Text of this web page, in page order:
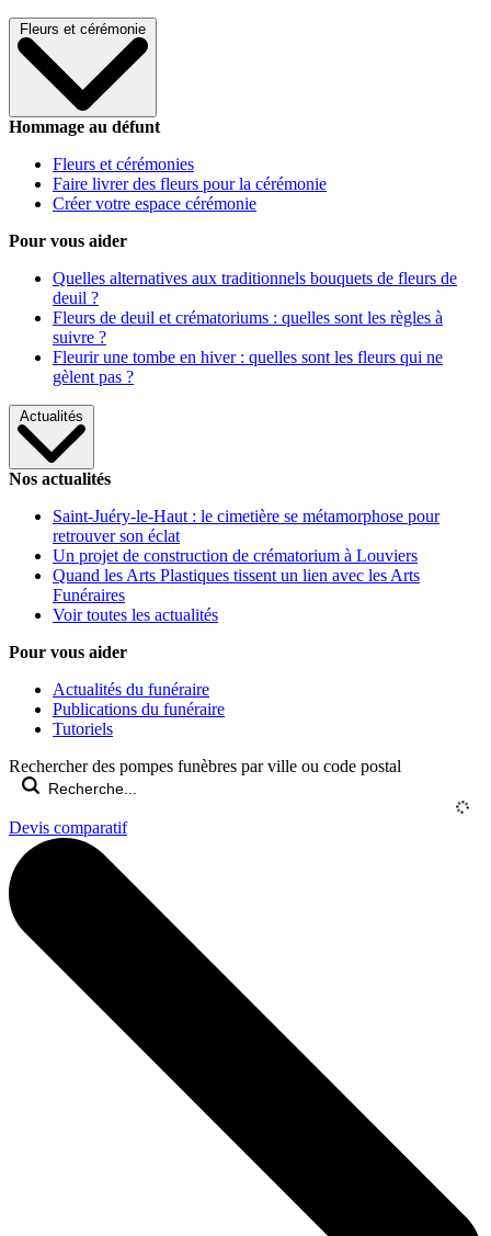
Fleurs et cérémonie
Hommage au défunt
Fleurs et cérémonies
Faire livrer des fleurs pour la cérémonie
Créer votre espace cérémonie
Pour vous aider
Quelles alternatives aux traditionnels bouquets de fleurs de
deuil ?
Fleurs de deuil et crématoriums : quelles sont les règles à
suivre ?
Fleurir une tombe en hiver : quelles sont les fleurs qui ne
gèlent pas ?
Actualités
Nos actualités
Saint-Juéry-le-Haut : le cimetière se métamorphose pour
retrouver son éclat
Un projet de construction de crématorium à Louviers
Quand les Arts Plastiques tissent un lien avec les Arts
Funéraires
Voir toutes les actualités
Pour vous aider
Actualités du funéraire
Publications du funéraire
Tutoriels
Rechercher des pompes funèbres par ville ou code postal
Devis comparatif